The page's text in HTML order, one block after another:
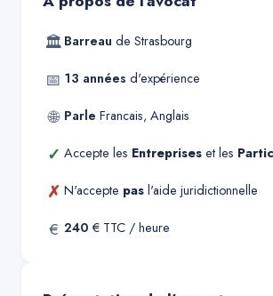
🏛 Barreau de Strasbourg
📅 13 années d'expérience
🌐 Parle Francais, Anglais
✓ Accepte les Entreprises et les
✗ N'accepte pas l'aide juridictionnelle
€ 240 € TTC / heure